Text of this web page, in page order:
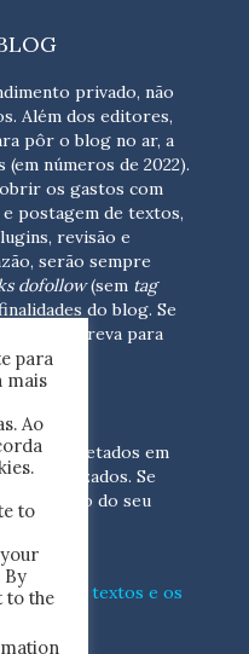
privado, não
Além dos editores,
pôr o blog no ar, a
(em números de 2022).
os gastos com
postagem de textos,
revisão e
serão sempre
dofollow(sem tag
do blog. Se
escreva para
são coletados em
Se
o acervo do seu
os textos e os
para
mais
Ao
to
By
to the